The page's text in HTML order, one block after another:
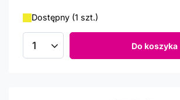
Dostępny (1 szt.)
Ilość produktów Do koszyka